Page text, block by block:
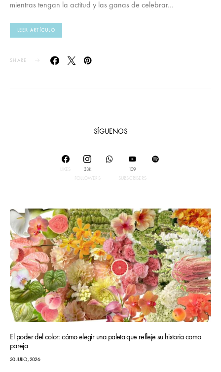
mientras tengan la actitud y las ganas de celebrar…
LEER ARTÍCULO
SHARE
SÍGUENOS
LIKES
33K
FOLLOWERS
109
SUBSCRIBERS
El poder del color: cómo elegir una paleta que refleje su historia como
pareja
30 JULIO, 2026